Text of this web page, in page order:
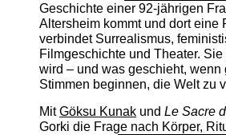
Geschichte einer 92-jährigen
Altersheim kommt und dort eine
verbindet Surrealismus,
Filmgeschichte und Theater.
wird – und was geschieht, wenn
Stimmen beginnen, die Welt zu
MitGöksu Kunakund Le Sacre
Gorki die Frage nach Körper,